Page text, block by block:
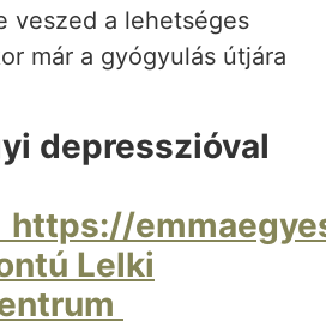
veszed a lehetséges
már a gyógyulás útjára
depresszióval
https://
Lelki